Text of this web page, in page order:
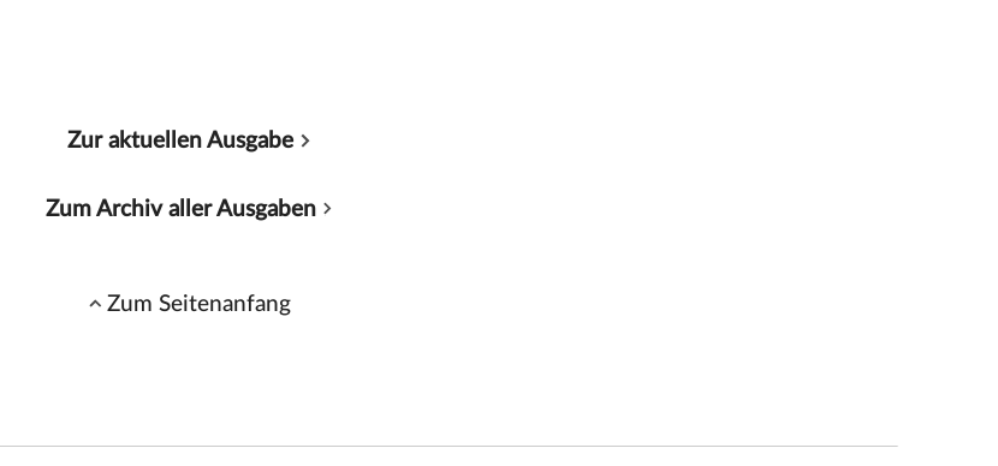
Zur aktuellen Ausgabe
Zum Archiv aller Ausgaben
Zum Seitenanfang